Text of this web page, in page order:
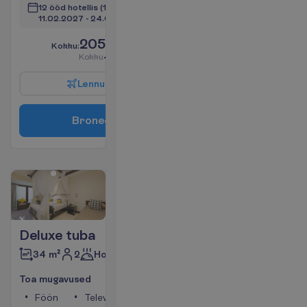
12 ööd hotellis (14 ööd kokku)
11.02.2027 - 24.02.2027
Kokku:2059.00
Kokku4118.00
Lennu
Bronee
Deluxe tuba
34 m² 2 Hommikusöök
Toa mugavused
Föön
Televiisor